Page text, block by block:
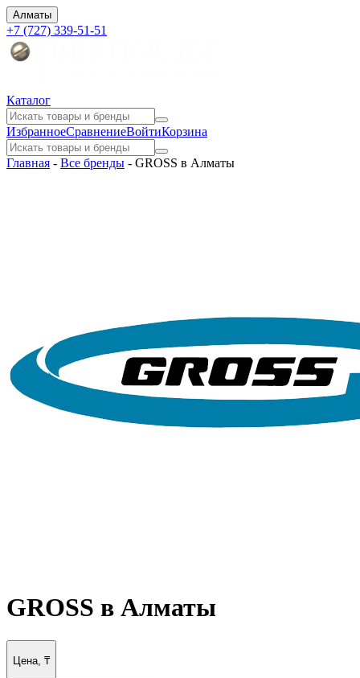
Алматы
+7 (727) 339-51-51
Каталог
ИзбранноеСравнениеВойтиКорзина
Главная - Все бренды - GROSS в Алматы
GROSS в Алматы
Цена, ₸